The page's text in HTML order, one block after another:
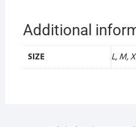
Additional
SIZE L, M,